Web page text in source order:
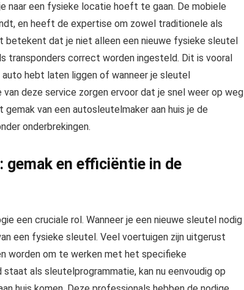
een fysieke locatie hoeft te gaan. De mobiele
en heeft de expertise om zowel traditionele als
betekent dat je niet alleen een nieuwe fysieke sleutel
transponders correct worden ingesteld. Dit is vooral
hebt laten liggen of wanneer je sleutel
deze service zorgen ervoor dat je snel weer op weg
van een autosleutelmaker aan huis je de
onderbrekingen.
en efficiëntie in de
een cruciale rol. Wanneer je een nieuwe sleutel nodig
een fysieke sleutel. Veel voertuigen zijn uitgerust
worden om te werken met het specifieke
als sleutelprogrammatie, kan nu eenvoudig op